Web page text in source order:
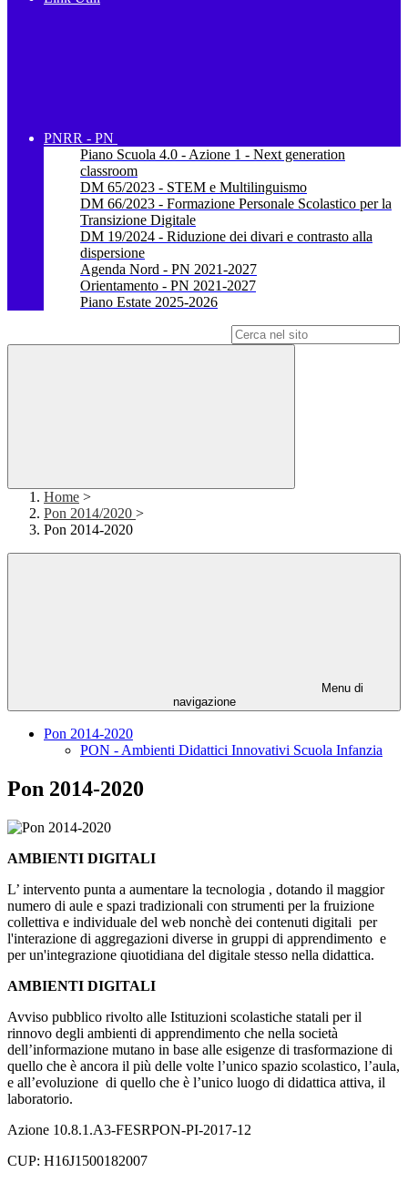
PNRR - PN
Piano Scuola 4.0 - Azione 1 - Next generation
classroom
DM 65/2023 - STEM e Multilinguismo
DM 66/2023 - Formazione Personale Scolastico per la
Transizione Digitale
DM 19/2024 - Riduzione dei divari e contrasto alla
dispersione
Agenda Nord - PN 2021-2027
Orientamento - PN 2021-2027
Piano Estate 2025-2026
Home >
Pon 2014/2020 >
Pon 2014-2020
Menu di
navigazione
Pon 2014-2020
PON - Ambienti Didattici Innovativi Scuola Infanzia
Pon 2014-2020
AMBIENTI DIGITALI
L’ intervento punta a aumentare la tecnologia , dotando il maggior
numero di aule e spazi tradizionali con strumenti per la fruizione
collettiva e individuale del web nonchè dei contenuti digitali per
l'interazione di aggregazioni diverse in gruppi di apprendimento e
per un'integrazione qiuotidiana del digitale stesso nella didattica.
AMBIENTI DIGITALI
Avviso pubblico rivolto alle Istituzioni scolastiche statali per il
rinnovo degli ambienti di apprendimento che nella società
dell’informazione mutano in base alle esigenze di trasformazione di
quello che è ancora il più delle volte l’unico spazio scolastico, l’aula,
e all’evoluzione di quello che è l’unico luogo di didattica attiva, il
laboratorio.
Azione 10.8.1.A3-FESRPON-PI-2017-12
CUP: H16J1500182007